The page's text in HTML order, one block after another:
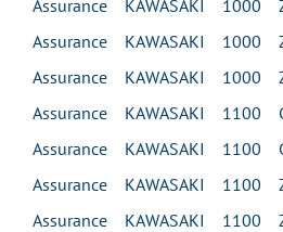
Assurance KAWASAKI 1000
Assurance KAWASAKI 1000
Assurance KAWASAKI 1000
Assurance KAWASAKI 1100
Assurance KAWASAKI 1100
Assurance KAWASAKI 1100
Assurance KAWASAKI 1100